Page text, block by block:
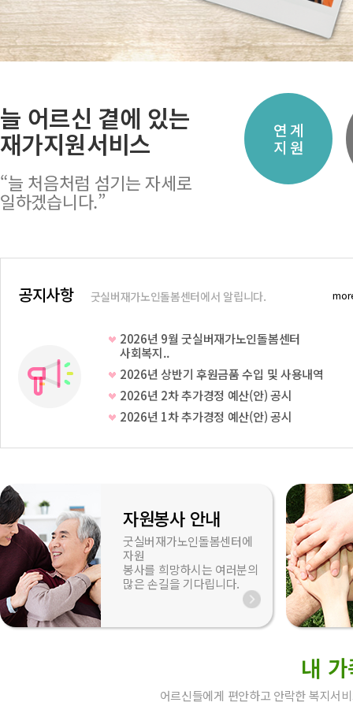
늘 어르신 곁에 있는
재가지원서비스
“늘 처음처럼 섬기는 자세로
일하겠습니다.”
여가활동
지원
지역사회
연 계
지 원
공지사항 굿실버재가노인돌봄센터에서 알립니다.
2026년 9월 굿실버재가노인돌봄센터
사회복지..
2026년 상반기 후원금품 수입 및 사용내역
2026년 2차 추가경정 예산(안) 공시
2026년 1차 추가경정 예산(안) 공시
자원봉사 안내
굿실버재가노인돌봄센터에
자원
봉사를 희망하시는 여러분의
많은 손길을 기다립니다.
내
어르신들에게 편안하고 안락한 복지서